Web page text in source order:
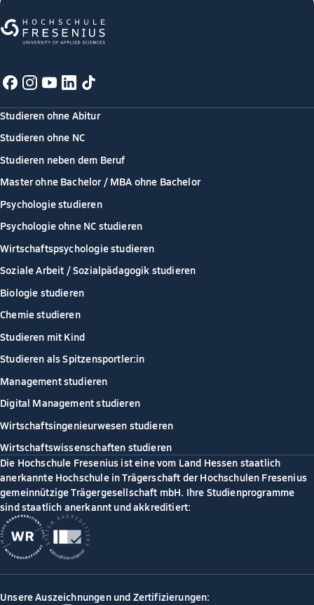
Studieren ohne Abitur
Studieren ohne NC
Studieren neben dem Beruf
Master ohne Bachelor / MBA ohne Bachelor
Psychologie studieren
Psychologie ohne NC studieren
Wirtschaftspsychologie studieren
Soziale Arbeit / Sozialpädagogik studieren
Biologie studieren
Chemie studieren
Studieren mit Kind
Studieren als Spitzensportler:in
Management studieren
Digital Management studieren
Wirtschaftsingenieurwesen studieren
Wirtschaftswissenschaften studieren
Die Hochschule Fresenius ist eine vom Land Hessen staatlich
anerkannte Hochschule in Trägerschaft der Hochschulen Fresenius
gemeinnützige Trägergesellschaft mbH. Ihre Studienprogramme
sind staatlich anerkannt und akkreditiert:
Unsere Auszeichnungen und Zertifizierungen: